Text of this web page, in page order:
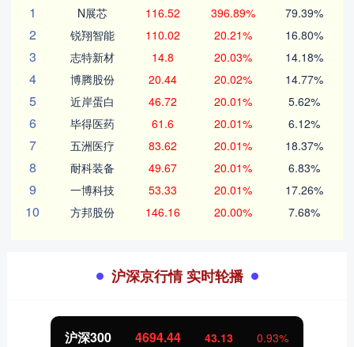
1
N展芯 116.52 396.89% 79.39%
2 锐翔智能 110.02 20.21% 16.80%
3 志特新材 14.8 20.03% 14.18%
4 博腾股份 20.44 20.02% 14.77%
5 近岸蛋白 46.72 20.01% 5.62%
6 毕得医药 61.6 20.01% 6.12%
7 五洲医疗 83.62 20.01% 18.37%
8 耐科装备 49.67 20.01% 6.83%
9 一博科技 53.33 20.01% 17.26%
10 方邦股份 146.16 20.00% 7.68%
沪深京行情 实时轮播
沪深300 4694.44 43.13 0.93%